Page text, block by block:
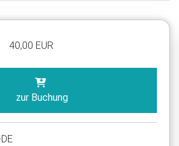
40,00 EUR
zur Buchung